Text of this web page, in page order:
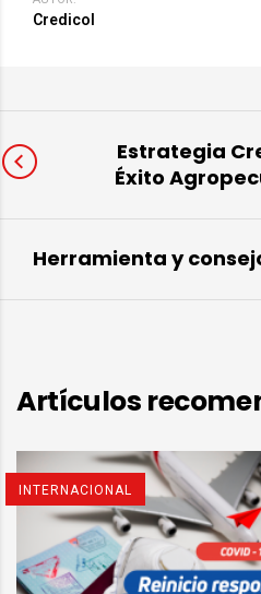
Credicol
Estrategia
Éxito
Herramienta y
Artículos
INTERNACIONAL